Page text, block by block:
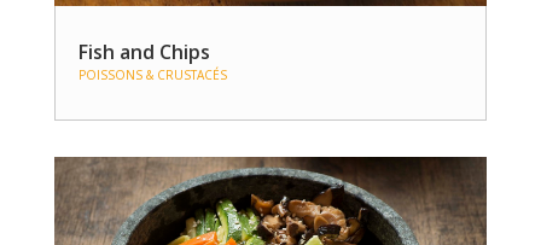
Fish and Chips
POISSONS & CRUSTACÉS